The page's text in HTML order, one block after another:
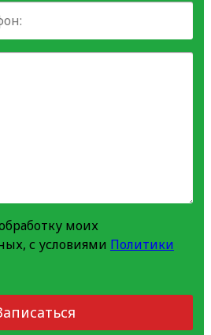
моих
с условиями Политики